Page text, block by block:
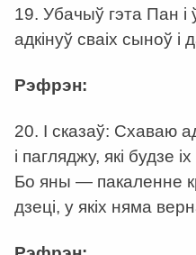
19. Убачыў гэта Пан і
адкінуў сваіх сыноў і
Рэфрэн:
20. І сказаў: Схаваю
і пагляджу, які будзе
Бо яны — пакаленне
дзеці, у якіх няма